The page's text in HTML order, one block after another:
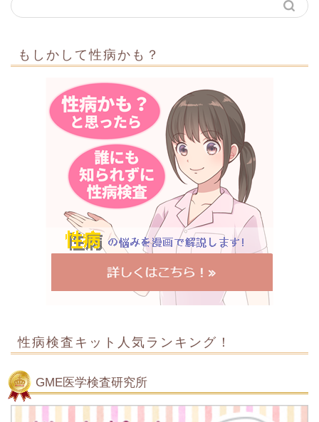
もしかして性病かも？
性病検査キット人気ランキング！
GME医学検査研究所